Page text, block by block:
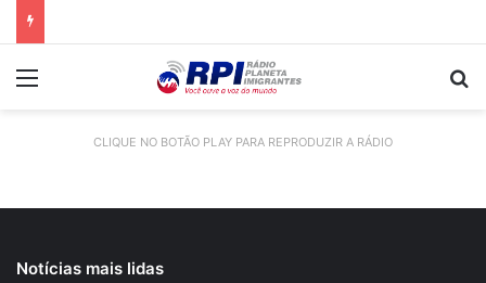
CLIQUE NO BOTÃO PLAY PARA REPRODUZIR A RÁDIO
Notícias mais lidas